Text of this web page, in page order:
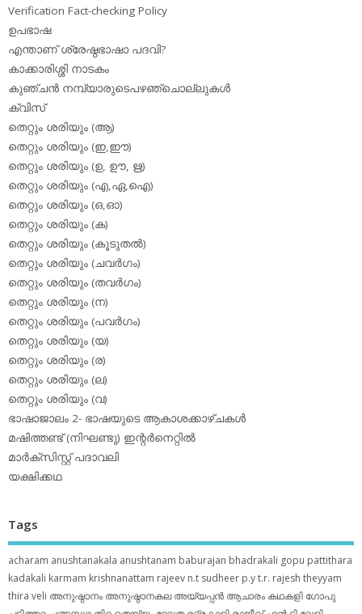
Verification Fact-checking Policy
ഉപഭാഷ
എന്താണ് ശ്രേഷ്ഠഭാഷാ പദവി?
കാക്കാരിശ്ശി നാടകം
കുഞ്ചന്‍ നമ്പ്യാരുടെപഴഞ്ചൊല്ലുകള്‍
ക്വിസ്
തെറ്റും ശരിയും (ആ)
തെറ്റും ശരിയും (ഇ,ഈ)
തെറ്റും ശരിയും (ഉ, ഊ, ഋ)
തെറ്റും ശരിയും (എ,ഏ,ഐ)
തെറ്റും ശരിയും (ഒ,ഓ)
തെറ്റും ശരിയും (ക)
തെറ്റും ശരിയും (കൂടുതല്‍)
തെറ്റും ശരിയും (ചവര്‍ഗം)
തെറ്റും ശരിയും (തവര്‍ഗം)
തെറ്റും ശരിയും (ന)
തെറ്റും ശരിയും (പവര്‍ഗം)
തെറ്റും ശരിയും (യ)
തെറ്റും ശരിയും (ര)
തെറ്റും ശരിയും (ല)
തെറ്റും ശരിയും (വ)
ഭാഷാജാലം 2- ഭാഷയുടെ ആകാശക്കാഴ്ചകള്‍
മഷിത്തണ്ട് (നിഘണ്ടു) ഇന്റര്‍നെറ്റില്‍
മാര്‍ക്‌സിസ്റ്റ് പദാവലി
യക്ഷിക്കഥ
Tags
acharam anushtanakala anushtanam baburajan bhadrakali gopu pattithara
kadakali karmam krishnanattam rajeev n.t sudheer p.yt.r. rajesh theyyam
thira veli അനുഷ്ഠാനം അനുഷ്ഠാനകല അയ്യപ്പന്‍ ആചാരം കഥകളി ഗോപു